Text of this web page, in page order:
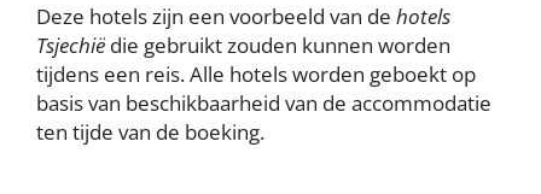
Deze hotels zijn een voorbeeld van de hotels
Tsjechië die gebruikt zouden kunnen worden
tijdens een reis. Alle hotels worden geboekt op
basis van beschikbaarheid van de accommodatie
ten tijde van de boeking.